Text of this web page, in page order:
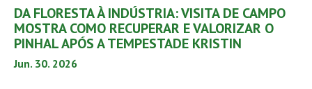
DA FLORESTA À INDÚSTRIA: VISITA DE CAMPO
MOSTRA COMO RECUPERAR E VALORIZAR O
PINHAL APÓS A TEMPESTADE KRISTIN
Jun. 30. 2026